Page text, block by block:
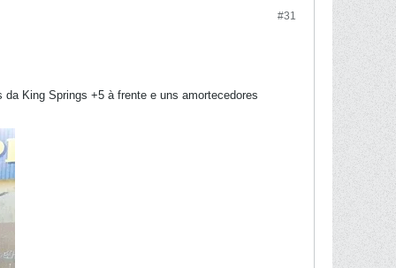
#31
King Springs +5 à frente e uns amortecedores